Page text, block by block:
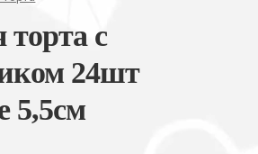
торта с
24шт
5,5см